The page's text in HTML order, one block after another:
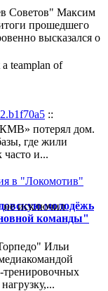
Советов" Максим
прошедшего
высказался о
потерял дом.
где жили
и...
молодёжь
команды"
Ильи
teamplan of
::
не исключил